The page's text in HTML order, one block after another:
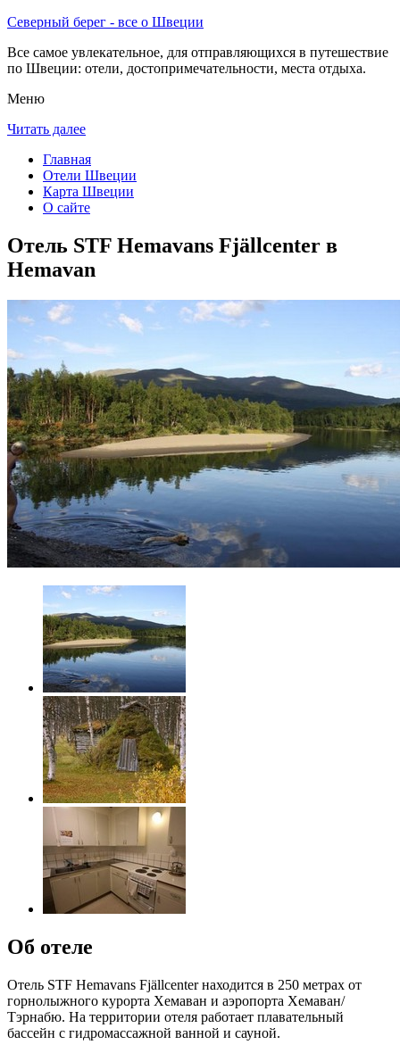
Северный берег - все о Швеции
Все самое увлекательное, для отправляющихся в путешествие
по Швеции: отели, достопримечательности, места отдыха.
Меню
Читать далее
Главная
Отели Швеции
Карта Швеции
О сайте
Отель STF Hemavans Fjällcenter в
Hemavan
Об отеле
Отель STF Hemavans Fjällcenter находится в 250 метрах от
горнолыжного курорта Хемаван и аэропорта Хемаван/
Тэрнабю. На территории отеля работает плавательный
бассейн с гидромассажной ванной и сауной.